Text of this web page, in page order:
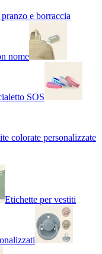
e borraccia
nome
SOS
colorate personalizzate
Etichette per vestiti